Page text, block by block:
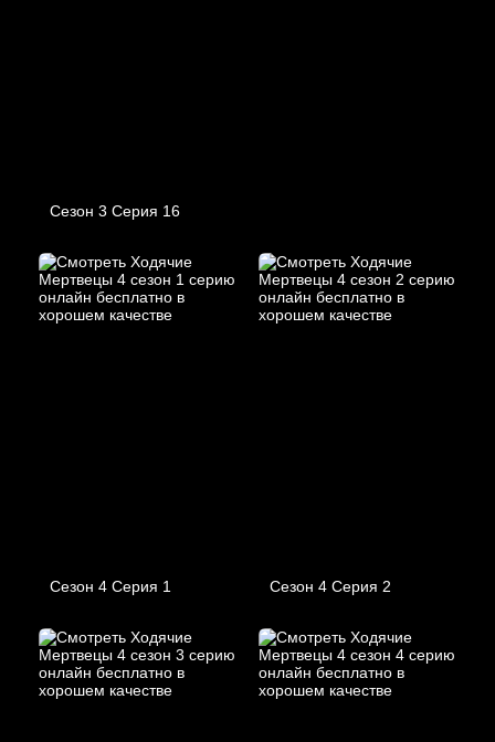
Сезон 3 Серия 16
Сезон 4 Серия 1 Сезон 4 Серия 2